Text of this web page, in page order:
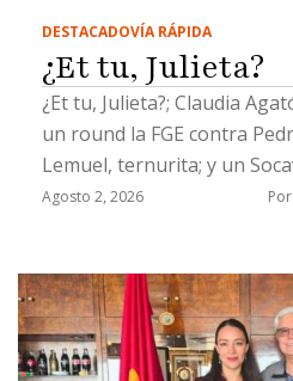
DESTACADOVÍA RÁPIDA
¿Et tu, Julieta?
¿Et tu, Julieta?; Claudia
un round la FGE contra
Lemuel, ternurita; y un
Agosto 2, 2026 Por: